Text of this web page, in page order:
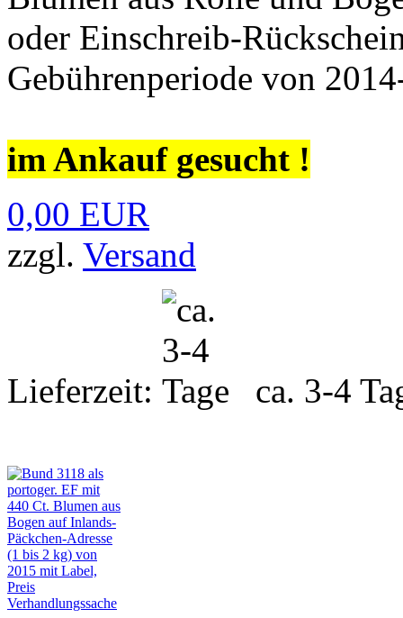
oder Einschreib-
Gebührenperiode von
im Ankauf gesucht !
0,00 EUR
zzgl. Versand
Lieferzeit: ca. 3-4